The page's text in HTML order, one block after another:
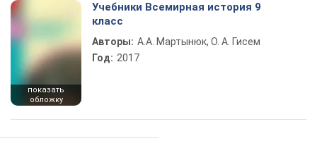
показать
обложку
Учебники Всемирная история 9
класс
Авторы: А.А. Мартынюк, О. А. Гисем
Год: 2017